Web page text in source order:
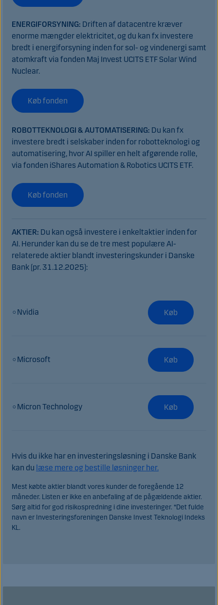
ENERGIFORSYNING: Driften af datacentre kræver
enorme mængder elektricitet, og du kan fx investere
bredt i energiforsyning inden for sol- og vindenergi samt
atomkraft via fonden Maj Invest UCITS ETF Solar Wind
Nuclear.
Køb fonden
ROBOTTEKNOLOGI & AUTOMATISERING: Du kan fx
investere bredt i selskaber inden for robotteknologi og
automatisering, hvor AI spiller en helt afgørende rolle,
via fonden iShares Automation & Robotics UCITS ETF.
Køb fonden
AKTIER: Du kan også investere i enkeltaktier inden for
AI. Herunder kan du se de tre mest populære AI-
relaterede aktier blandt investeringskunder i Danske
Bank (pr. 31.12.2025):
○Nvidia Køb
○Microsoft Køb
○Micron Technology Køb
Hvis du ikke har en investeringsløsning i Danske Bank
kan du læse mere og bestille løsninger her.
Mest købte aktier blandt vores kunder de foregående 12
måneder. Listen er ikke en anbefaling af de pågældende aktier.
Sørg altid for god risikospredning i dine investeringer. *Det fulde
navn er Investeringsforeningen Danske Invest Teknologi Indeks
KL.